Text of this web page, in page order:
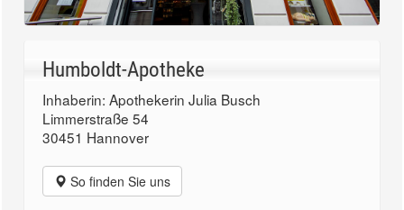
Humboldt-Apotheke
Inhaberin: Apothekerin Julia Busch
Limmerstraße 54
30451 Hannover
So finden Sie uns